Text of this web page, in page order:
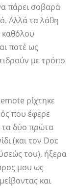
πάρει σοβαρά
Αλλά τα λάθη
καθόλου
ποτέ ως
με τρόπο
ρίχτηκε
που έφερε
τα δύο πρώτα
(και τον Doc
του), ήξερα
μου ως
και